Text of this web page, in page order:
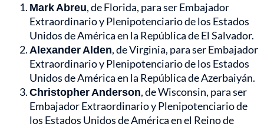
Mark Abreu, de Florida, para ser Embajador
Extraordinario y Plenipotenciario de los Estados
Unidos de América en la República de El Salvador.
Alexander Alden, de Virginia, para ser Embajador
Extraordinario y Plenipotenciario de los Estados
Unidos de América en la República de Azerbaiyán.
Christopher Anderson, de Wisconsin, para ser
Embajador Extraordinario y Plenipotenciario de
los Estados Unidos de América en el Reino de